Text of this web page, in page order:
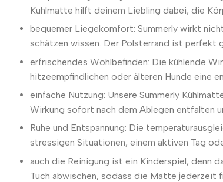
Kühlmatte hilft deinem Liebling dabei, die
bequemer Liegekomfort: Summerly wirkt
schätzen wissen. Der Polsterrand ist perfekt
erfrischendes Wohlbefinden: Die kühlende
hitzeempfindlichen oder älteren Hunde eine
einfache Nutzung: Unsere Summerly
Wirkung sofort nach dem Ablegen entfalten
Ruhe und Entspannung: Die
stressigen Situationen, einem aktiven Tag
auch die Reinigung ist ein Kinderspiel, denn
Tuch abwischen, sodass die Matte jederzeit